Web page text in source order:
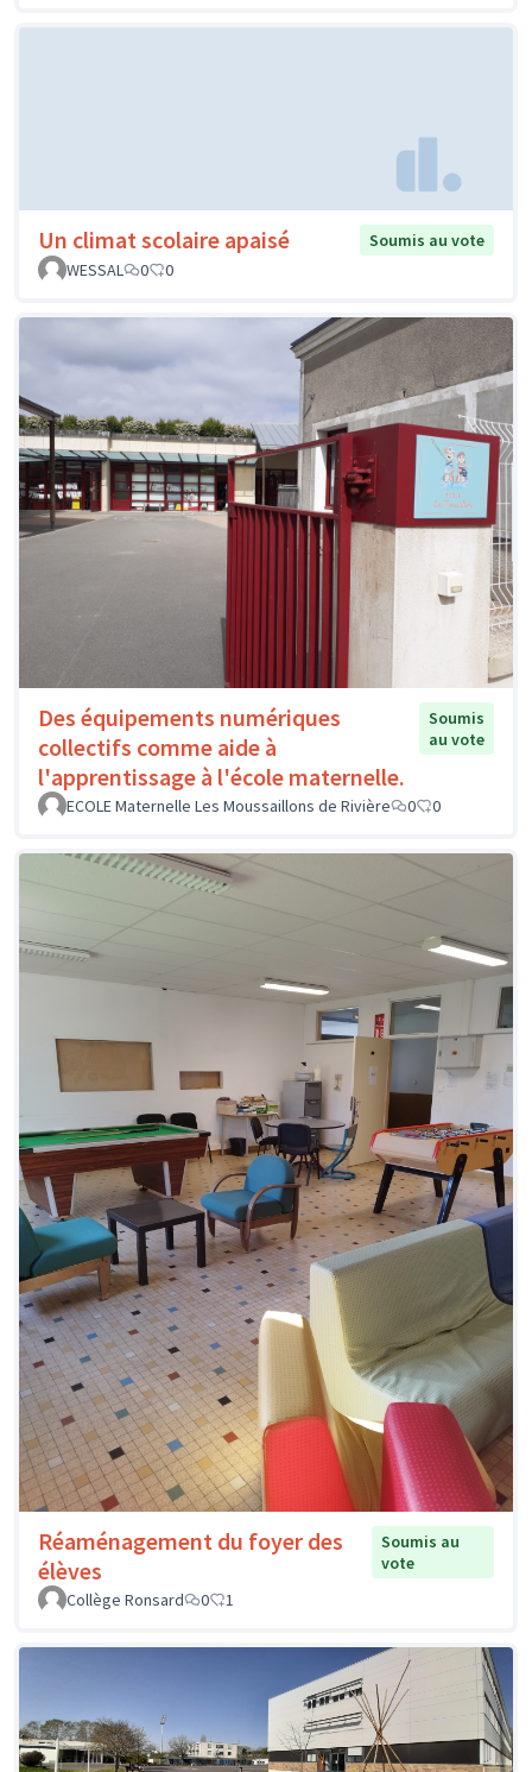
Un climat scolaire apaisé
Soumis au vote
WESSAL
0 0
Des équipements numériques
collectifs comme aide à
l'apprentissage à l'école maternelle.
Soumis
au vote
ECOLE Maternelle Les Moussaillons de Rivière 0 0
Réaménagement du foyer des
élèves
Soumis au
vote
Collège Ronsard
0 1